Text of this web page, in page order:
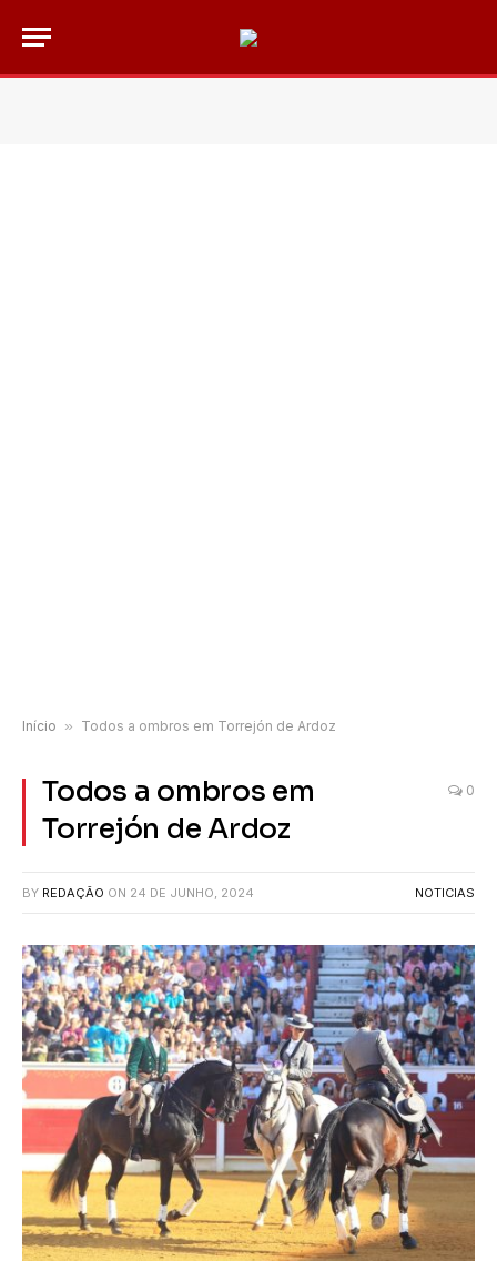
Início » Todos a ombros em Torrejón de Ardoz
Todos a ombros em
Torrejón de Ardoz
0
BY REDAÇÃO ON 24 DE JUNHO, 2024 NOTICIAS